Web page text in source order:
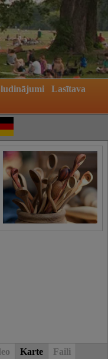
Lasītava
Karte
Faili